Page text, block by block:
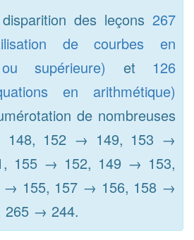
des leçons 267
de courbes en
supérieure) et 126
en arithmétique)
de nombreuses
148, 152 → 149, 153 →
155 → 152, 149 → 153,
→ 155, 157 → 156, 158 →
265 → 244.